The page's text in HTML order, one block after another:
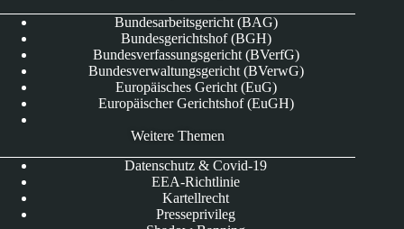
Bundesarbeitsgericht (BAG)
Bundesgerichtshof (BGH)
Bundesverfassungsgericht (BVerfG)
Bundesverwaltungsgericht (BVerwG)
Europäisches Gericht (EuG)
Europäischer Gerichtshof (EuGH)
Weitere Themen
Datenschutz & Covid-19
EEA-Richtlinie
Kartellrecht
Presseprivileg